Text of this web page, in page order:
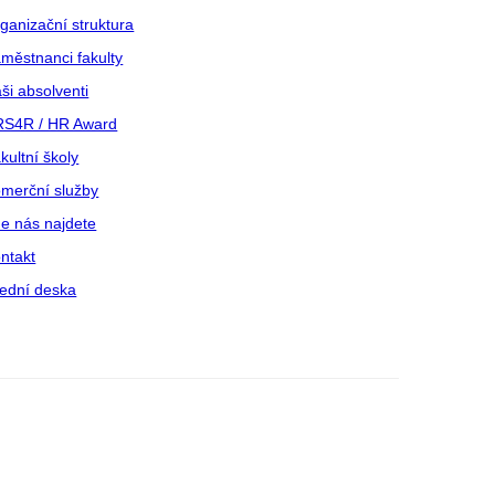
struktura
fakulty
absolventi
/ HR Award
školy
služby
nás najdete
deska